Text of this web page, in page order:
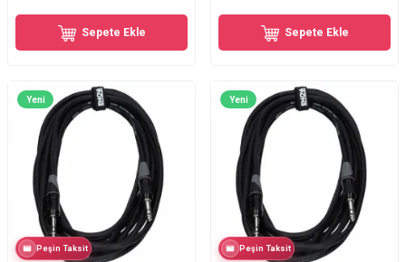
Sepete Ekle Sepete Ekle
Yeni
Peşin Taksit
Yeni
Peşin Taksit